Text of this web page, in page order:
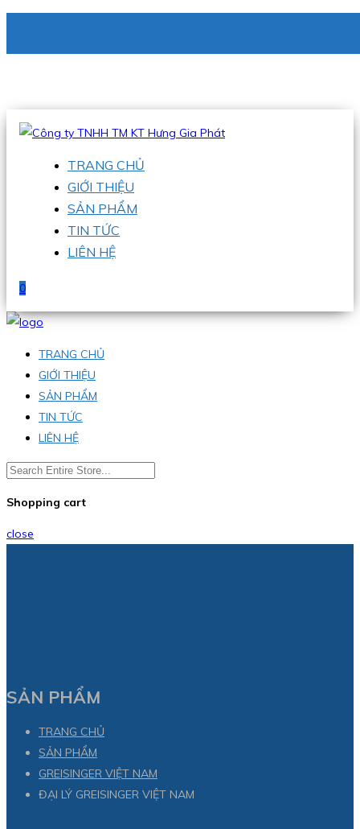
Hotline:0938 336 079
TRANG CHỦ
GIỚI THIỆU
SẢN PHẨM
TIN TỨC
LIÊN HỆ
0
TRANG CHỦ
GIỚI THIỆU
SẢN PHẨM
TIN TỨC
LIÊN HỆ
Shopping cart
close
SẢN PHẨM
TRANG CHỦ
SẢN PHẨM
GREISINGER VIỆT NAM
ĐẠI LÝ GREISINGER VIỆT NAM